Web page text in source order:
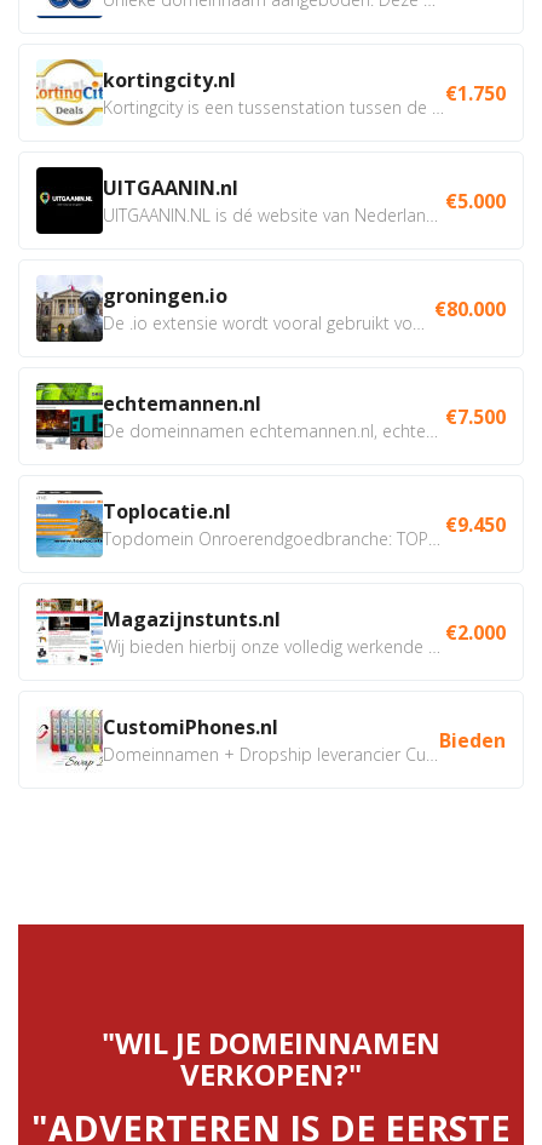
kortingcity.nl €1.750
UITGAANIN.nl €5.000
groningen.io €80.000
echtemannen.nl €7.500
Toplocatie.nl €9.450
Magazijnstunts.nl €2.000
CustomiPhones.nl Bieden
"WIL JE DOMEINNAMEN
VERKOPEN?"
"ADVERTEREN IS DE EERSTE